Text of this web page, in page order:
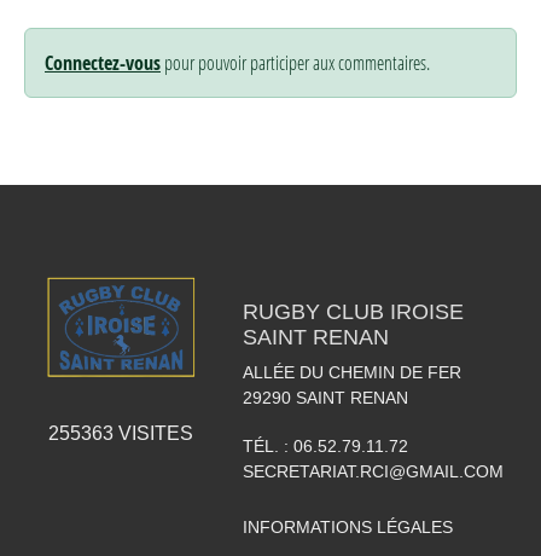
Connectez-vouspour pouvoir participer aux commentaires.
255363 VISITES
RUGBY CLUB IROISE
SAINT RENAN
ALLÉE DU CHEMIN DE FER
29290 SAINT RENAN
TÉL. : 06.52.79.11.72
SECRETARIAT.RCI@GMAIL.COM
INFORMATIONS LÉGALES